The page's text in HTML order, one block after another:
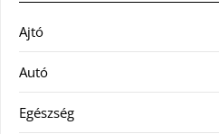
Ajtó
Autó
Egészség